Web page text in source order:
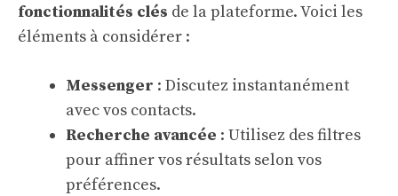
fonctionnalités clés de la plateforme. Voici les
éléments à considérer :
Messenger : Discutez instantanément
avec vos contacts.
Recherche avancée : Utilisez des filtres
pour affiner vos résultats selon vos
préférences.